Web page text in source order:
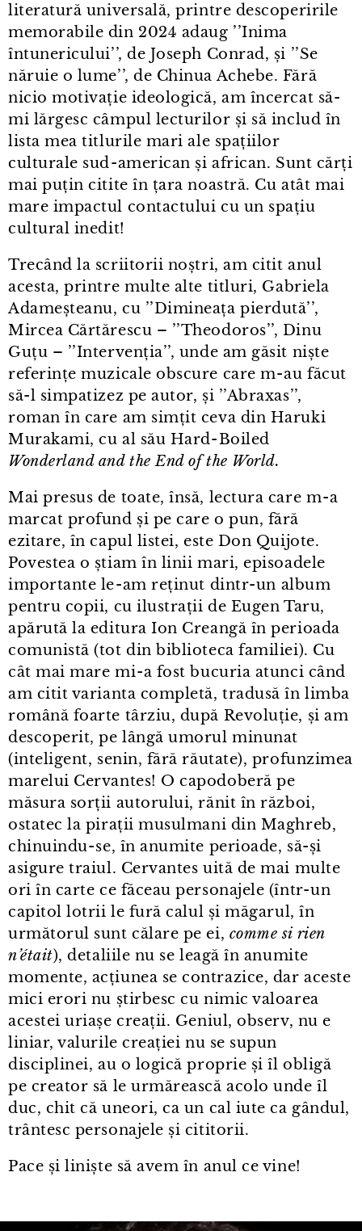
literatură universală, printre descoperirile
memorabile din 2024 adaug ’’Inima
întunericului’’, de Joseph Conrad, și ’’Se
năruie o lume’’, de Chinua Achebe. Fără
nicio motivație ideologică, am încercat să-
mi lărgesc câmpul lecturilor și să includ în
lista mea titlurile mari ale spațiilor
culturale sud⁠-⁠american și african. Sunt cărți
mai puțin citite în țara noastră. Cu atât mai
mare impactul contactului cu un spațiu
cultural inedit!
Trecând la scriitorii noștri, am citit anul
acesta, printre multe alte titluri, Gabriela
Adameșteanu, cu ’’Dimineața pierdută’’,
Mircea Cărtărescu – ’’Theodoros’’, Dinu
Guțu – ’’Intervenția’’, unde am găsit niște
referințe muzicale obscure care m⁠-⁠au făcut
să-l simpatizez pe autor, și ’’Abraxas’’,
roman în care am simțit ceva din Haruki
Murakami, cu al său Hard⁠-⁠Boiled
Wonderland and the End of the World.
Mai presus de toate, însă, lectura care m⁠-⁠a
marcat profund și pe care o pun, fără
ezitare, în capul listei, este Don Quijote.
Povestea o știam în linii mari, episoadele
importante le⁠-⁠am reținut dintr⁠-⁠un album
pentru copii, cu ilustrații de Eugen Taru,
apărută la editura Ion Creangă în perioada
comunistă (tot din biblioteca familiei). Cu
cât mai mare mi⁠-⁠a fost bucuria atunci când
am citit varianta completă, tradusă în limba
română foarte târziu, după Revoluție, și am
descoperit, pe lângă umorul minunat
(inteligent, senin, fără răutate), profunzimea
marelui Cervantes! O capodoberă pe
măsura sorții autorului, rănit în război,
ostatec la pirații musulmani din Maghreb,
chinuindu⁠-⁠se, în anumite perioade, să-și
asigure traiul. Cervantes uită de mai multe
ori în carte ce făceau personajele (într⁠-⁠un
capitol lotrii le fură calul și măgarul, în
următorul sunt călare pe ei, comme si rien
n’était), detaliile nu se leagă în anumite
momente, acțiunea se contrazice, dar aceste
mici erori nu știrbesc cu nimic valoarea
acestei uriașe creații. Geniul, observ, nu e
liniar, valurile creației nu se supun
disciplinei, au o logică proprie și îl obligă
pe creator să le urmărească acolo unde îl
duc, chit că uneori, ca un cal iute ca gândul,
trântesc personajele și cititorii.
Pace și liniște să avem în anul ce vine!